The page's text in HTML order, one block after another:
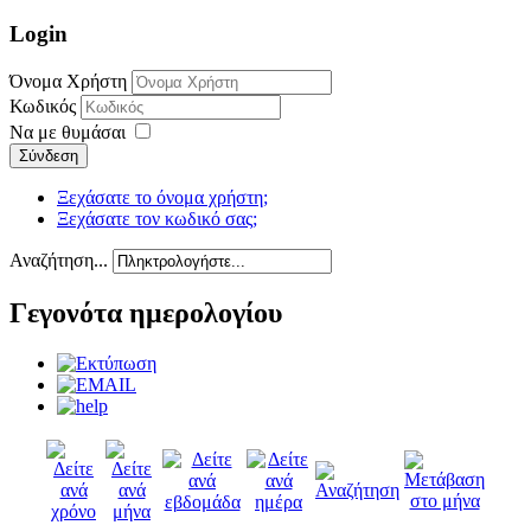
Login
Όνομα Χρήστη
Κωδικός
Να με θυμάσαι
Σύνδεση
Ξεχάσατε το όνομα χρήστη;
Ξεχάσατε τον κωδικό σας;
Αναζήτηση...
Γεγονότα ημερολογίου